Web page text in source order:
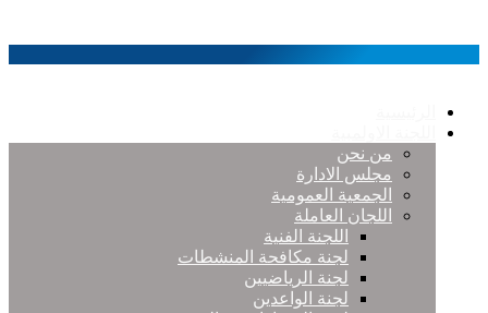
من نحن
مجلس الادارة
الجمعية العمومية
اللجان العاملة
اللجنة الفنية
لجنة مكافحة المنشطات
لجنة الرياضيين
لجنة الواعدين